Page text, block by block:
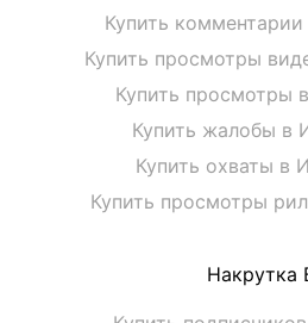
Купить
Купить просмотры
Купить просмотры
Купить жалобы в
Купить охваты в
Купить просмотры
Накрутка